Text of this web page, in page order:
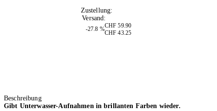
Zustellung:
Versand:
-27.8 %
CHF 59.90
CHF 43.25
Beschreibung
Gibt Unterwasser-Aufnahmen in brillanten Farben wieder.